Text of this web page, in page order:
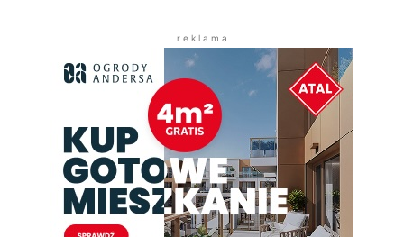
r e k l a m a